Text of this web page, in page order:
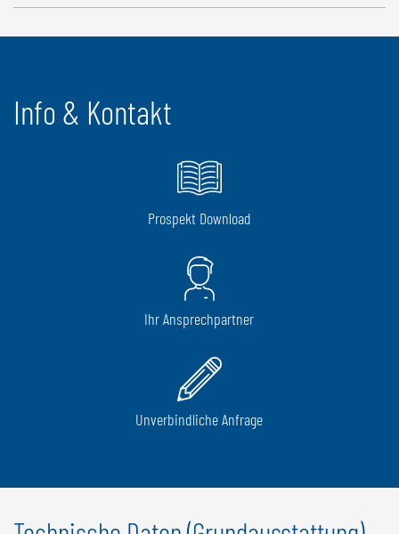
Info & Kontakt
Prospekt Download
Ihr Ansprechpartner
Unverbindliche Anfrage